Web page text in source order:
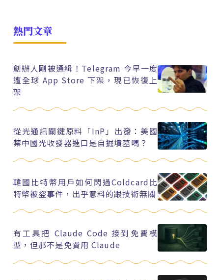
熱門文章
創辦人剛被通緝！Telegram 今早一度
遭全球 App Store 下架，現已恢復上
架
從光通訊關鍵原料「InP」出發：美國
禁中國光收發器進口是自掘墳墓嗎？
韓國比特幣用戶如何閃過Coldcard比
特幣被盜事件，出乎意料的跟技術無關
有工具把 Claude Code 接到免費模
型，但那不是免費用 Claude